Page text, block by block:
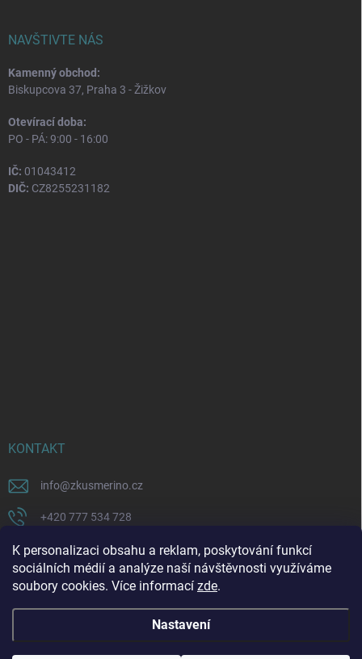
K personalizaci obsahu a reklam, poskytování funkcí
sociálních médií a analýze naší návštěvnosti využíváme
soubory cookies. Více informací zde.
Nastavení
NAVŠTIVTE NÁS
Kamenný obchod:
Biskupcova 37, Praha 3 - Žižkov
Otevírací doba:
PO - PÁ: 9:00 - 16:00
IČ: 01043412
DIČ: CZ8255231182
KONTAKT
info@zkusmerino.cz
+420 777 534 728
https://www.facebook.com/zkusmerino/
zkusmerino.cz